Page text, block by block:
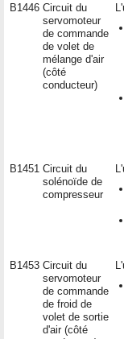
B1446 Circuit du
servomoteur
de commande
de volet de
mélange d'air
(côté
conducteur)
B1451 Circuit du
solénoïde de
compresseur
B1453 Circuit du
servomoteur
de commande
de froid de
volet de sortie
d'air (côté